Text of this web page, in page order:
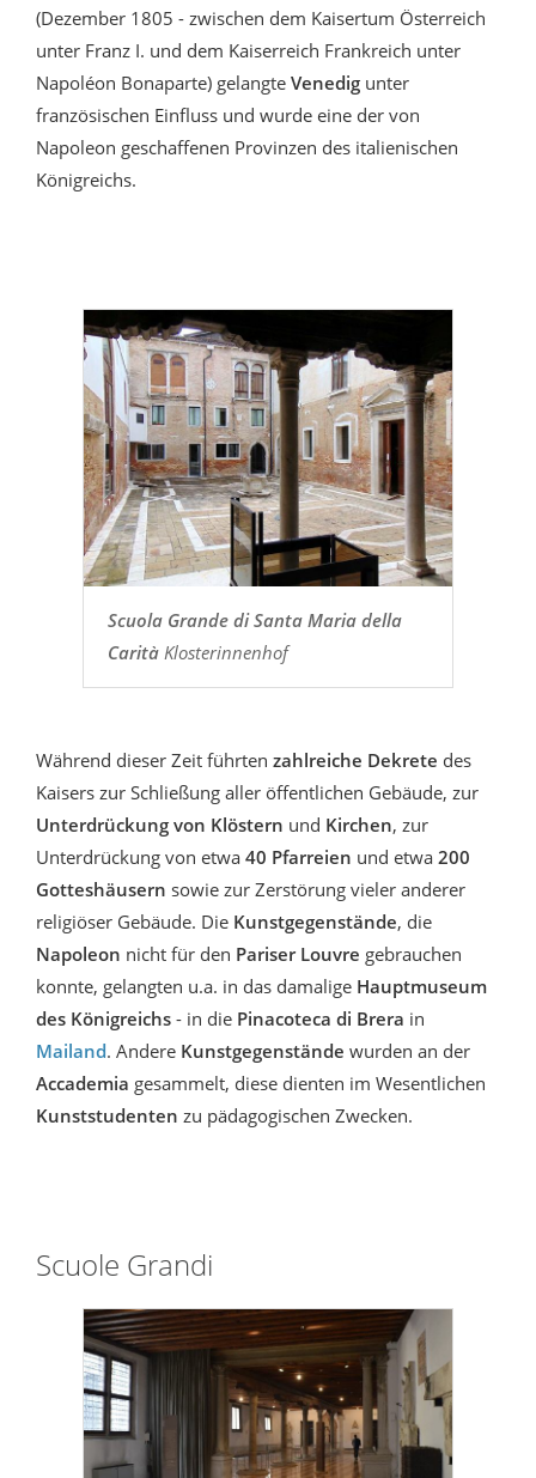
(Dezember 1805 - zwischen dem Kaisertum Österreich
unter Franz I. und dem Kaiserreich Frankreich unter
Napoléon Bonaparte) gelangte Venedig unter
französischen Einfluss und wurde eine der von
Napoleon geschaffenen Provinzen des italienischen
Königreichs.
Scuola Grande di Santa Maria della
CaritàKlosterinnenhof
Während dieser Zeit führten zahlreiche Dekrete des
Kaisers zur Schließung aller öffentlichen Gebäude, zur
Unterdrückung von Klöstern und Kirchen, zur
Unterdrückung von etwa 40 Pfarreien und etwa 200
Gotteshäusern sowie zur Zerstörung vieler anderer
religiöser Gebäude. Die Kunstgegenstände, die
Napoleon nicht für den Pariser Louvre gebrauchen
konnte, gelangten u.a. in das damalige Hauptmuseum
des Königreichs - in die Pinacoteca di Brera in
Mailand. Andere Kunstgegenstände wurden an der
Accademia gesammelt, diese dienten im Wesentlichen
Kunststudenten zu pädagogischen Zwecken.
Scuole Grandi